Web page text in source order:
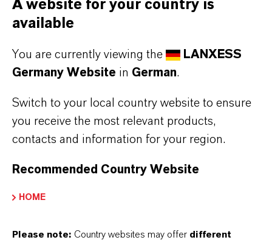
Möchten Sie regelmäßig Informationen von
unseren Newsletter per E-Mail an
ir@lanxess.com.
A website for your country is
available
You are currently viewing the
LANXESS
Germany Website in German.
Switch to your local country website to ensure
you receive the most relevant products,
contacts and information for your region.
Recommended Country Website
HOME
Please note: Country websites may offer different